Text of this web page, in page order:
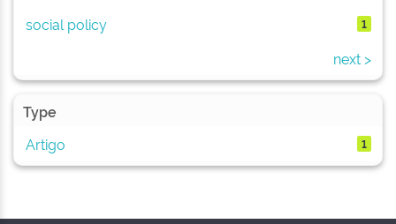
social policy 1
next >
Type
Artigo
1